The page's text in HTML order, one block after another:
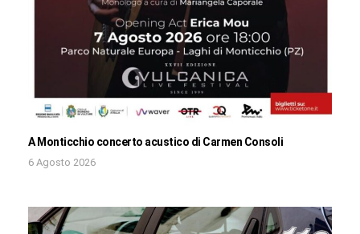
A Monticchio concerto acustico di Carmen Consoli
6 Agosto 2026